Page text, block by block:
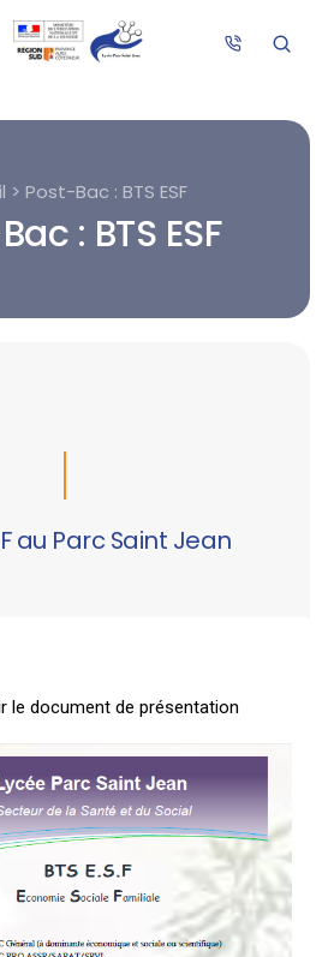
> Post-Bac : BTS ESF
: BTS ESF
au Parc Saint Jean
le document de présentation